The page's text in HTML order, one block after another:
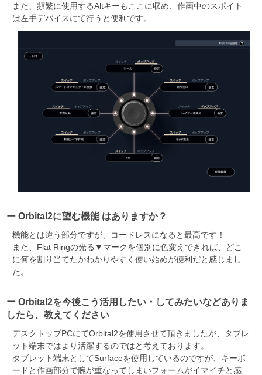
また、頻繁に使用するAltキーもここに収め、作画中のスポイト
は左手デバイスにて行うと便利です。
ー Orbital2に望む機能 はありますか？
機能とは違う部分ですが、コードレスになると最高です！
また、Flat Ringの光る▼マークを個別に色変えできれば、どこ
に何を割り当てたかわかりやすく使い始めが便利だと感じまし
た。
ー Orbital2を今後こう活用したい・してみたいなどありま
したら、教えてください
デスクトップPCにてOrbital2を使用させて頂きましたが、タブレ
ット端末ではより活躍するのではと考えております。
タブレット端末としてSurfaceを使用しているのですが、キーボ
ードと作画部分で腕が重なってしまいフォームがイマイチと感